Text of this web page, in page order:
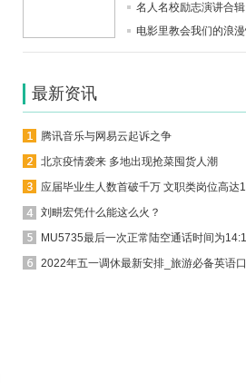
名人名校励志演讲合辑
电影里教会我们的浪
最新资讯
腾讯音乐与网易云起诉之争
北京疫情袭来 多地出现抢菜囤货人潮
应届毕业生人数首破千万 文职类岗位高达
刘畊宏凭什么能这么火？
MU5735最后一次正常陆空通话时间为
2022年五一调休最新安排_旅游必备英语口